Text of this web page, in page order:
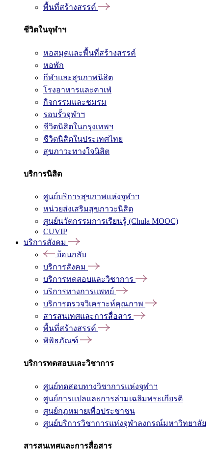
พื้นที่สร้างสรรค์
ชีวิตในจุฬาฯ
หอสมุดและพื้นที่สร้างสรรค์
หอพัก
กีฬาและสุขภาพนิสิต
โรงอาหารและคาเฟ่
กิจกรรมและชมรม
รอบรั้วจุฬาฯ
ชีวิตนิสิตในกรุงเทพฯ
ชีวิตนิสิตในประเทศไทย
สุขภาวะทางใจนิสิต
บริการนิสิต
ศูนย์บริการสุขภาพแห่งจุฬาฯ
หน่วยส่งเสริมสุขภาวะนิสิต
ศูนย์นวัตกรรมการเรียนรู้ (Chula MOOC)
CUVIP
บริการสังคม
ย้อนกลับ
บริการสังคม
บริการทดสอบและวิชาการ
บริการทางการแพทย์
บริการตรวจวิเคราะห์คุณภาพ
สารสนเทศและการสื่อสาร
พื้นที่สร้างสรรค์
พิพิธภัณฑ์
บริการทดสอบและวิชาการ
ศูนย์ทดสอบทางวิชาการแห่งจุฬาฯ
ศูนย์การแปลและการล่ามเฉลิมพระเกียรติ
ศูนย์กฎหมายเพื่อประชาชน
ศูนย์บริการวิชาการแห่งจุฬาลงกรณ์มหาวิทยาลัย
สารสนเทศและการสื่อสาร